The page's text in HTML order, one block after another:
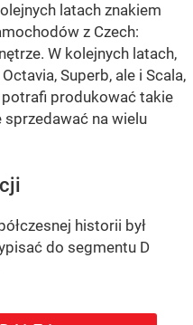
latach znakiem
z Czech:
W kolejnych latach,
Superb, ale i Scala,
potrafi produkować takie
sprzedawać na wielu
historii był
do segmentu D